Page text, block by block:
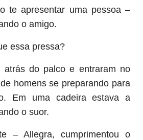
te apresentar uma pessoa –
o amigo.
essa pressa?
atrás do palco e entraram no
homens se preparando para
Em uma cadeira estava a
o suor.
– Allegra, cumprimentou o